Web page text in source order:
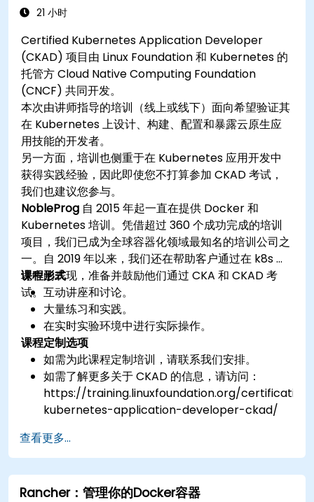
21 小时
Certified Kubernetes Application Developer
(CKAD) 项目由 Linux Foundation 和 Kubernetes 的
托管方 Cloud Native Computing Foundation
(CNCF) 共同开发。
本次由讲师指导的培训（线上或线下）面向希望验证其
在 Kubernetes 上设计、构建、配置和暴露云原生应
用技能的开发者。
另一方面，培训也侧重于在 Kubernetes 应用开发中
获得实践经验，因此即使您不打算参加 CKAD 考试，
我们也建议您参与。
NobleProg 自 2015 年起一直在提供 Docker 和
Kubernetes 培训。凭借超过 360 个成功完成的培训
项目，我们已成为全球容器化领域最知名的培训公司之
一。自 2019 年以来，我们还在帮助客户通过在 k8s 环
境中的表现，准备并鼓励他们通过 CKA 和 CKAD 考
试。
课程形式
互动讲座和讨论。
大量练习和实践。
在实时实验环境中进行实际操作。
课程定制选项
如需为此课程定制培训，请联系我们安排。
如需了解更多关于 CKAD 的信息，请访问：
https://training.linuxfoundation.org/
kubernetes-application-developer-ckad/
查看更多...
Rancher：管理你的Docker容器